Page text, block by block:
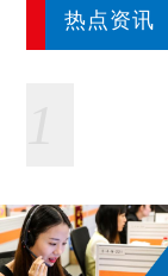
热点资讯